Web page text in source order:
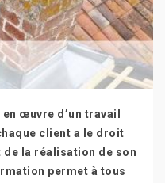
œuvre d’un travail
client a le droit
de la réalisation de son
permet à tous